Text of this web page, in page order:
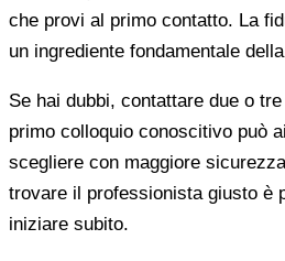
che provi al primo contatto. La
un ingrediente fondamentale
Se hai dubbi, contattare due o
primo colloquio conoscitivo può
scegliere con maggiore
trovare il professionista giusto è
iniziare subito.